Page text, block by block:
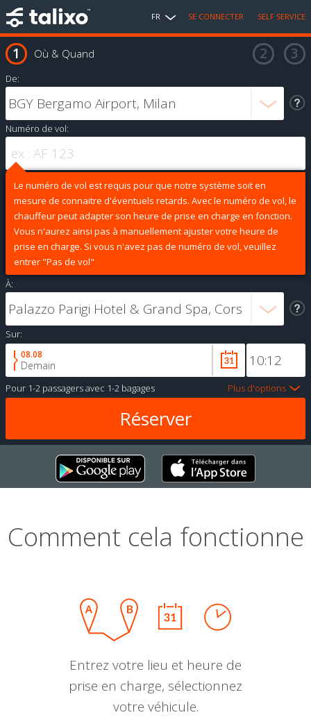
FR SE CONNECTER SELF SERVICE
Où & Quand
De:
Numéro de vol:
Le numéro de vol est requis pour que notre système soit en
mesure de connaitre d'éventuels retards. Avec le numéro de vol, le
chauffeur peut adapter son heure de prise en charge en fonction.
Vous n'aurez ainsi pas à manuellement ajuster votre heure de
prise en charge. Si vous n'avez pas de numéro de vol, veuillez
entrer "Pas de vol"
À:
Sur:
08.08
Demain
Pour 1-2 passagersavec 1-2 bagages Plus d'options
Comment cela fonctionne
Entrez votre lieu et heure de
prise en charge, sélectionnez
votre véhicule.